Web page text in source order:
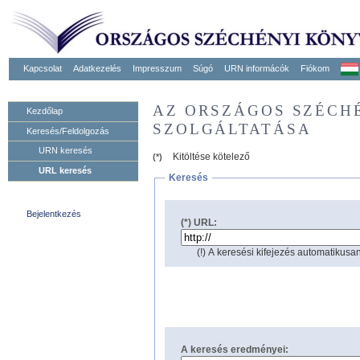
Kapcsolat Adatkezelés Impresszum Súgó URN informácók Fiókom
Kezdőlap
Keresés/Feldolgozás
URN keresés
URL keresés
Bejelentkezés
AZ ORSZÁGOS
SZOLGÁLTATÁSA
(*)
Kitöltése kötelező
Keresés
(*) URL:
(!) A keresési kifejezés
A keresés eredményei: